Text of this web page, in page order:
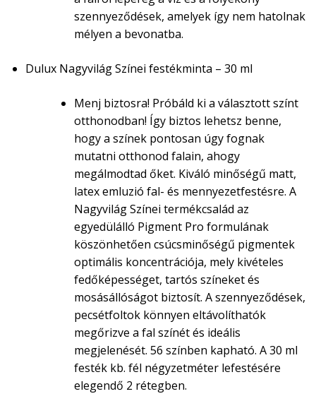
szennyeződések, amelyek így nem hatolnak
mélyen a bevonatba.
Dulux Nagyvilág Színei festékminta – 30 ml
Menj biztosra! Próbáld ki a választott színt
otthonodban! Így biztos lehetsz benne,
hogy a színek pontosan úgy fognak
mutatni otthonod falain, ahogy
megálmodtad őket. Kiváló minőségű matt,
latex emluzió fal- és mennyezetfestésre. A
Nagyvilág Színei termékcsalád az
egyedülálló Pigment Pro formulának
köszönhetően csúcsminőségű pigmentek
optimális koncentrációja, mely kivételes
fedőképességet, tartós színeket és
mosásállóságot biztosít. A szennyeződések,
pecsétfoltok könnyen eltávolíthatók
megőrizve a fal színét és ideális
megjelenését. 56 színben kapható. A 30 ml
festék kb. fél négyzetméter lefestésére
elegendő 2 rétegben.